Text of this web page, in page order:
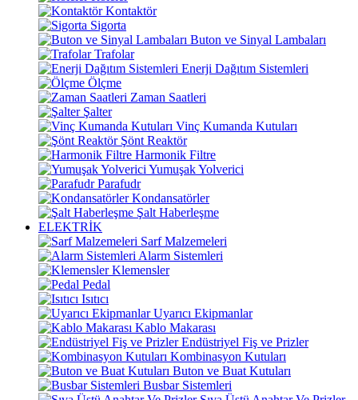
Kontaktör
Sigorta
Buton ve Sinyal Lambaları
Trafolar
Enerji Dağıtım Sistemleri
Ölçme
Zaman Saatleri
Şalter
Vinç Kumanda Kutuları
Şönt Reaktör
Harmonik Filtre
Yumuşak Yolverici
Parafudr
Kondansatörler
Şalt Haberleşme
ELEKTRİK
Sarf Malzemeleri
Alarm Sistemleri
Klemensler
Pedal
Isıtıcı
Uyarıcı Ekipmanlar
Kablo Makarası
Endüstriyel Fiş ve Prizler
Kombinasyon Kutuları
Buton ve Buat Kutuları
Busbar Sistemleri